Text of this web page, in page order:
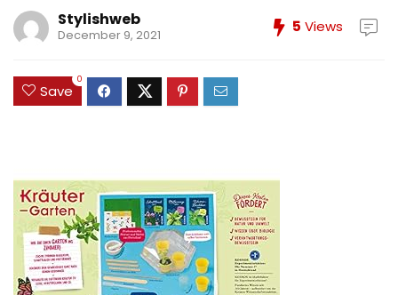
Stylishweb
December 9, 2021 5 Views
Save
0